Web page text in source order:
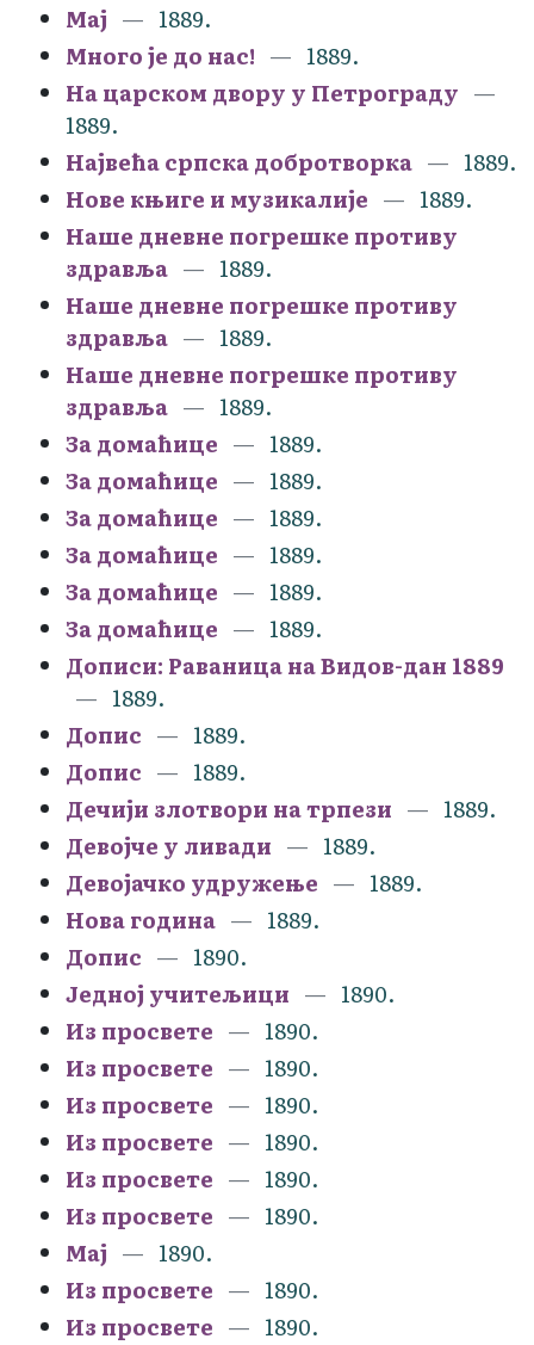
Мај
1889.
Много је до нас!
1889.
На царском двору у Петрограду
1889.
Највећа српска добротворка
1889.
Нове књиге и музикалије
1889.
Наше дневне погрешке противу
здравља
1889.
Наше дневне погрешке противу
здравља
1889.
Наше дневне погрешке противу
здравља
1889.
За домаћице
1889.
За домаћице
1889.
За домаћице
1889.
За домаћице
1889.
За домаћице
1889.
За домаћице
1889.
Дописи: Раваница на Видов-дан 1889
1889.
Допис
1889.
Допис
1889.
Дечији злотвори на трпези
1889.
Девојче у ливади
1889.
Девојачко удружење
1889.
Нова година
1889.
Допис
1890.
Једној учитељици
1890.
Из просвете
1890.
Из просвете
1890.
Из просвете
1890.
Из просвете
1890.
Из просвете
1890.
Из просвете
1890.
Мај
1890.
Из просвете
1890.
Из просвете
1890.